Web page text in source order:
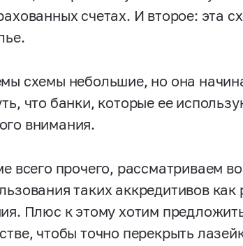
счетах. И второе: эта
схемы небольшие, но она
что банки, которые ее
внимания.
всего прочего, рассматриваем
таких аккредитивов
Плюс к этому хотим
чтобы точно перекрыть